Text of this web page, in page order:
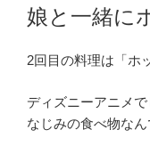
稿
日:
娘と一緒に
2回目の料理は「ホ
ディズニーアニメ
なじみの食べ物なん